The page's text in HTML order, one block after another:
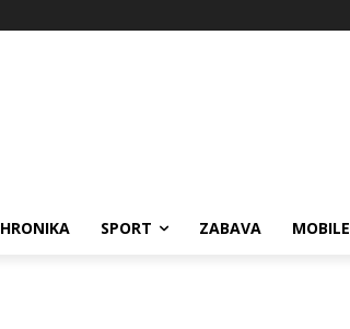
HRONIKA SPORT ZABAVA MOBILE